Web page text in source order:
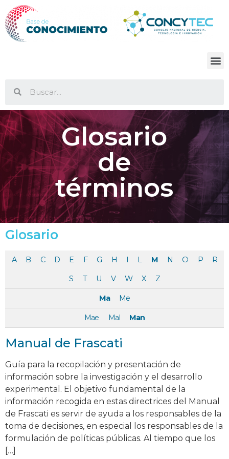
Glosario
de
términos
Glosario
A B C D E F G H I L M N O P R
S T U V W X Z
Ma Me
Mae Mal Man
Manual de Frascati
Guía para la recopilación y presentación de
información sobre la investigación y el desarrollo
experimental. El objetivo fundamental de la
información recogida en estas directrices del Manual
de Frascati es servir de ayuda a los responsables de la
toma de decisiones, en especial los responsables de la
formulación de políticas públicas. Al tiempo que los
[…]